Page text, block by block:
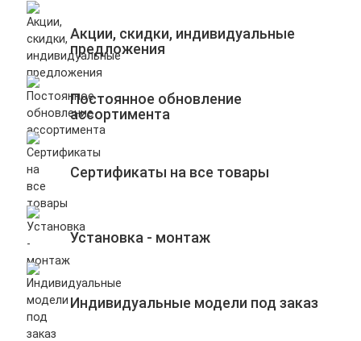
Акции, скидки, индивидуальные
предложения
Постоянное обновление
ассортимента
Сертификаты на все товары
Установка - монтаж
Индивидуальные модели под заказ